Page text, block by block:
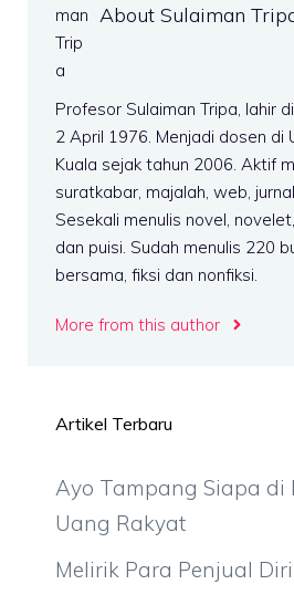
About Sulaiman
Profesor Sulaiman Tripa, lahir
2 April 1976. Menjadi dosen di
Kuala sejak tahun 2006. Aktif
suratkabar, majalah, web,
Sesekali menulis novel,
dan puisi. Sudah menulis 220
bersama, fiksi dan nonfiksi.
More from this author
Artikel Terbaru
Ayo Tampang Siapa di
Uang Rakyat
Melirik Para Penjual Diri